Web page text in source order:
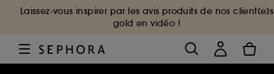
Laissez-vous inspirer par les avis produits de nos client(e)s
gold en vidéo !